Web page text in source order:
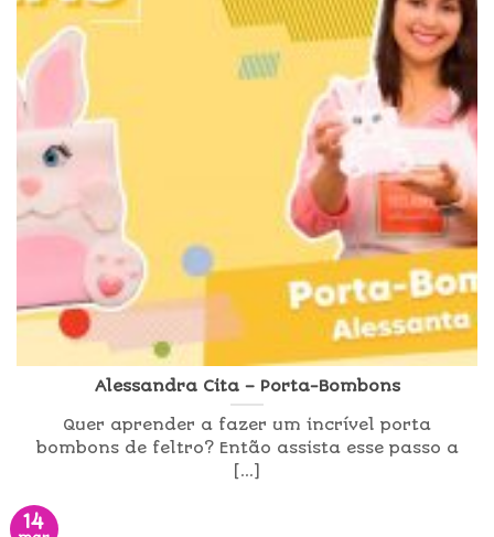
Alessandra Cita – Porta-Bombons
Quer aprender a fazer um incrível porta
bombons de feltro? Então assista esse passo a
[...]
14